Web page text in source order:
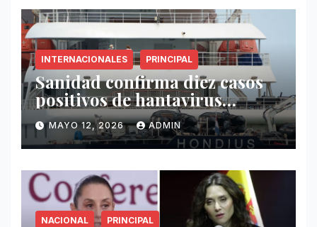
INTERNACIONALES PRINCIPAL
Sanidad confirma diez casos
positivos de hantavirus
vinculados al crucero MV
Hondius
MAYO 12, 2026 ADMIN
NACIONAL PRINCIPAL